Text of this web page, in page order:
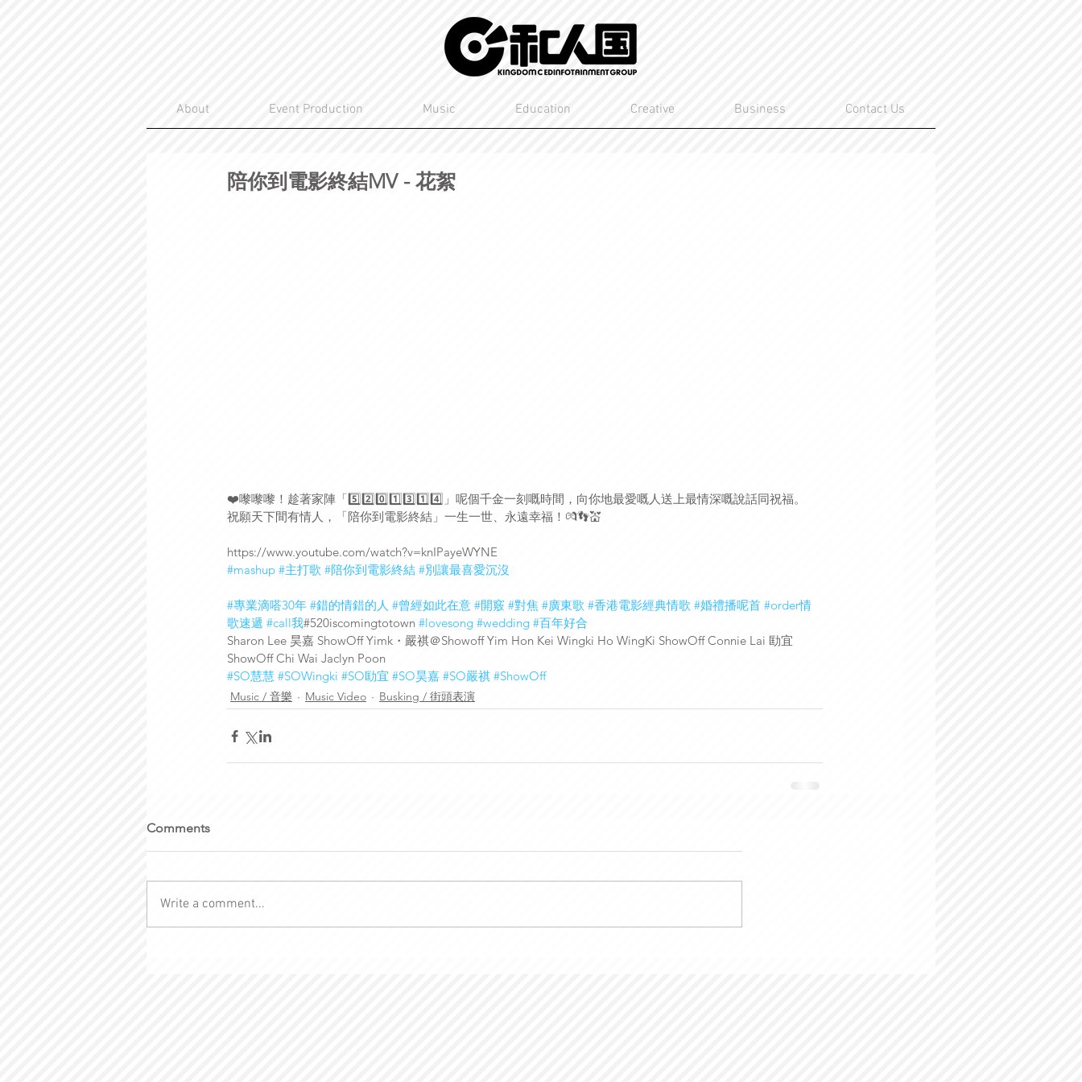
About Event Production Music Education Creative Business Contact Us
陪你到電影終結MV - 花絮
❤️嚟嚟嚟！趁著家陣「5️⃣2️⃣0️⃣1️⃣3️⃣1️⃣4️⃣」呢個千金一刻嘅時間，向你地最愛嘅人送上最情深嘅說話同祝福。
祝願天下間有情人，「陪你到電影終結」一生一世、永遠幸福！💏👣💒
https://www.youtube.com/watch?v=knIPayeWYNE
#mashup #主打歌 #陪你到電影終結 #別讓最喜愛沉沒
#專業滴嗒30年 #錯的情錯的人 #曾經如此在意 #開竅 #對焦 #廣東歌 #香港電影經典情歌 #婚禮播呢首 #order情
歌速遞 #call我#520iscomingtotown #lovesong #wedding #百年好合
Sharon Lee 昊嘉 ShowOff Yimk・嚴祺＠Showoff Yim Hon Kei Wingki Ho WingKi ShowOff Connie Lai 劻宜
ShowOff Chi Wai Jaclyn Poon
#SO慧慧 #SOWingki #SO劻宜 #SO昊嘉 #SO嚴祺 #ShowOff
Music / 音樂 Music Video Busking / 街頭表演
Comments
Write a comment...